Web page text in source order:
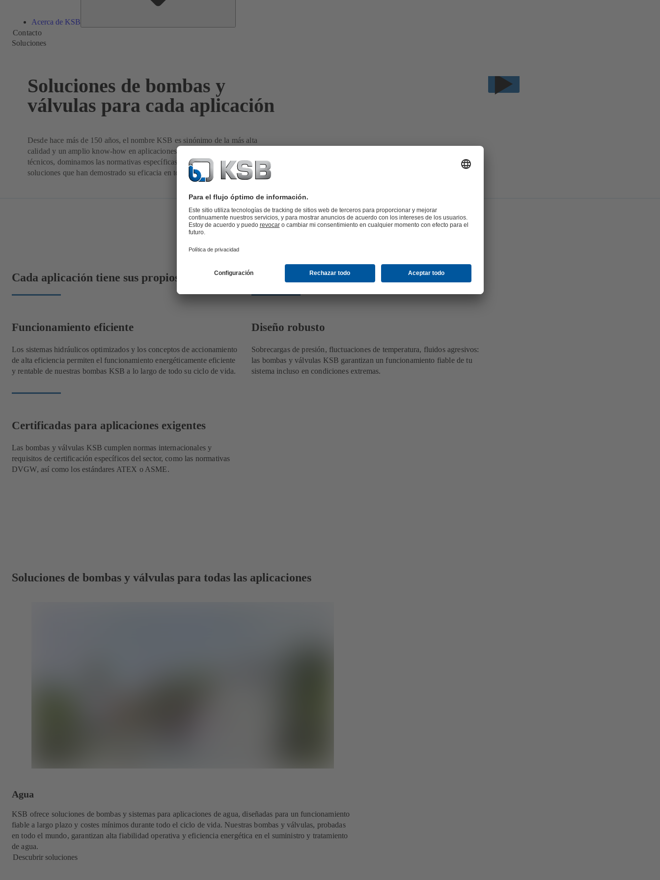
Acerca de KSB
Contacto
Soluciones
Soluciones de bombas y
válvulas para cada aplicación
Desde hace más de 150 años, el nombre KSB es sinónimo de la más alta
calidad y un amplio know-how en aplicaciones. Conocemos los retos
técnicos, dominamos las normativas específicas de cada sector y le ofrecemos
soluciones que han demostrado su eficacia en todo el mundo.
Cada aplicación tiene sus propios requisitos: Nuestras bombas y válvulas los cumplen todos.
Funcionamiento eficiente
Los sistemas hidráulicos optimizados y los conceptos de accionamiento
de alta eficiencia permiten el funcionamiento energéticamente eficiente
y rentable de nuestras bombas KSB a lo largo de todo su ciclo de vida.
Diseño robusto
Sobrecargas de presión, fluctuaciones de temperatura, fluidos agresivos:
las bombas y válvulas KSB garantizan un funcionamiento fiable de tu
sistema incluso en condiciones extremas.
Certificadas para aplicaciones exigentes
Las bombas y válvulas KSB cumplen normas internacionales y
requisitos de certificación específicos del sector, como las normativas
DVGW, así como los estándares ATEX o ASME.
Soluciones de bombas y válvulas para todas las aplicaciones
Agua
KSB ofrece soluciones de bombas y sistemas para aplicaciones de agua, diseñadas para un funcionamiento
fiable a largo plazo y costes mínimos durante todo el ciclo de vida. Nuestras bombas y válvulas, probadas
en todo el mundo, garantizan alta fiabilidad operativa y eficiencia energética en el suministro y tratamiento
de agua.
Descubrir soluciones